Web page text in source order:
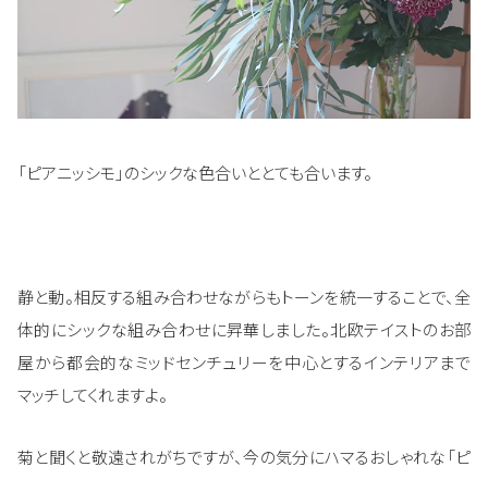
「ピアニッシモ」のシックな色合いととても合います。
静と動。相反する組み合わせながらもトーンを統一することで、全
体的にシックな組み合わせに昇華しました。北欧テイストのお部
屋から都会的なミッドセンチュリーを中心とするインテリアまで
マッチしてくれますよ。
菊と聞くと敬遠されがちですが、今の気分にハマるおしゃれな「ピ